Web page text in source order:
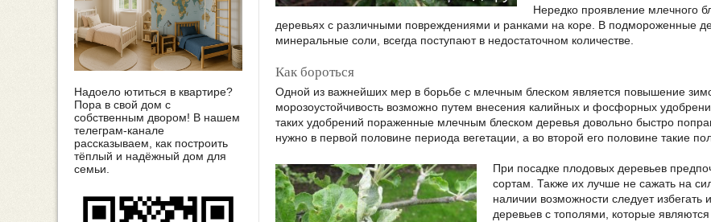
Нередко проявление млечного
деревьях с различными повреждениями и ранками на коре. В подмороженные
минеральные соли, всегда поступают в недостаточном количестве.
Как бороться
Одной из важнейших мер в борьбе с млечным блеском является повышение
морозоустойчивость возможно путем внесения калийных и фосфорных
таких удобрений пораженные млечным блеском деревья довольно быстро
нужно в первой половине периода вегетации, а во второй его половине такие
При посадке плодовых деревьев
сортам. Также их лучше не сажать на
наличии возможности следует избегать
деревьев с тополями, которые
Надоело ютиться в квартире?
Пора в свой дом с
собственным двором! В нашем
телеграм-канале
рассказываем, как построить
тёплый и надёжный дом для
семьи.